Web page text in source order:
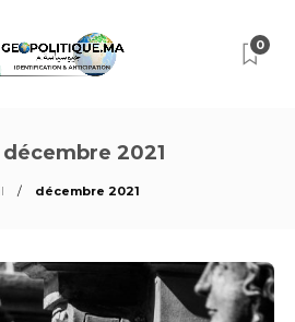
0
décembre 2021
décembre 2021